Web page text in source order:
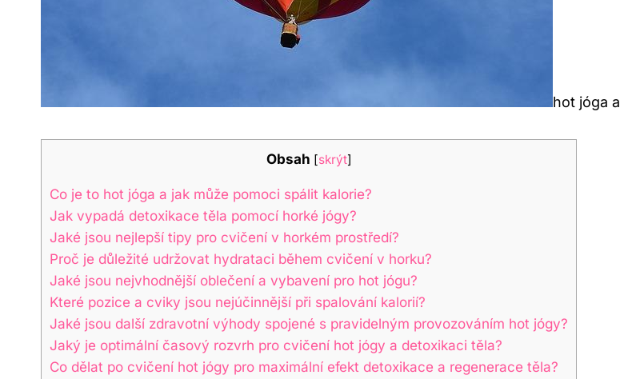
hot jóga a
Obsah [skrýt]
Co je to hot jóga a jak může pomoci spálit kalorie?
Jak vypadá detoxikace těla pomocí horké jógy?
Jaké jsou nejlepší tipy pro cvičení v horkém prostředí?
Proč je důležité udržovat hydrataci během cvičení v horku?
Jaké jsou nejvhodnější oblečení a vybavení pro hot jógu?
Které pozice a cviky jsou nejúčinnější při spalování kalorií?
Jaké jsou další zdravotní výhody spojené s pravidelným provozováním hot jógy?
Jaký je optimální časový rozvrh pro cvičení hot jógy a detoxikaci těla?
Co dělat po cvičení hot jógy pro maximální efekt detoxikace a regenerace těla?